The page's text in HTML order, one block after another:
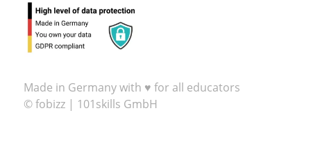
Made in Germany with ♥ for all educators
© fobizz | 101skills GmbH